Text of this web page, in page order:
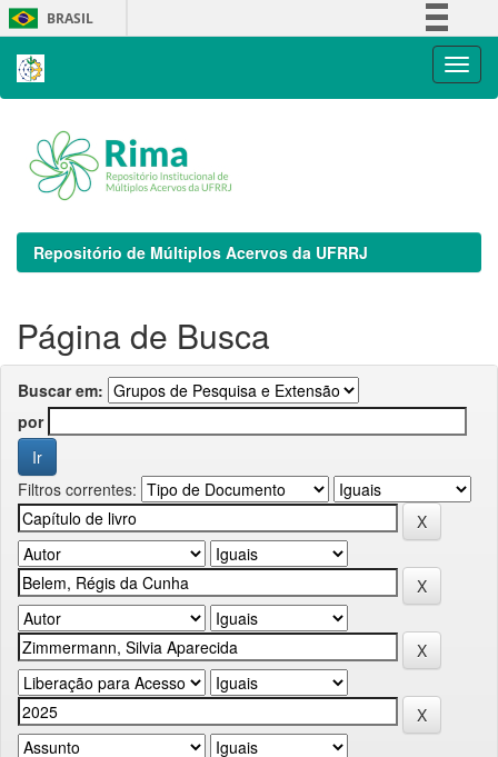
Skip
navigation
BRASIL
Repositório de Múltiplos Acervos da UFRRJ
Página de Busca
Buscar em:
por
Filtros correntes: